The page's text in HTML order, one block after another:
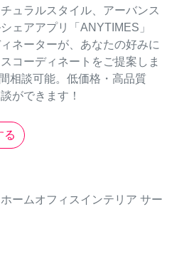
ュラルスタイル、アーバンス
ェアアプリ「ANYTIMES」
ネーターが、あなたの好みに
コーディネートをご提案しま
相談可能。低価格・高品質
ができます！
る
ームオフィスインテリア サー